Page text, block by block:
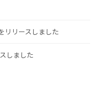
リリースしました
しました